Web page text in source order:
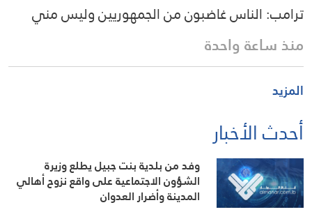
ترامب: الناس غاضبون من الجمهوريين وليس مني
منذ ساعة واحدة
المزيد
أحدث الأخبار
وفد من بلدية بنت جبيل يطلع وزيرة
الشؤون الاجتماعية على واقع نزوح أهالي
المدينة وأضرار العدوان